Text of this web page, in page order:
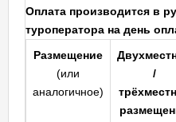
Оплата производится в
туроператора на день
Размещение
(или
аналогичное)
/